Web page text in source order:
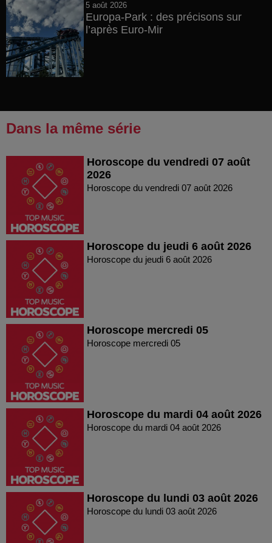
5 août 2026
Europa-Park : des précisons sur
l’après Euro-Mir
Dans la même série
Horoscope du vendredi 07 août
2026
Horoscope du vendredi 07 août 2026
Horoscope du jeudi 6 août 2026
Horoscope du jeudi 6 août 2026
Horoscope mercredi 05
Horoscope mercredi 05
Horoscope du mardi 04 août 2026
Horoscope du mardi 04 août 2026
Horoscope du lundi 03 août 2026
Horoscope du lundi 03 août 2026